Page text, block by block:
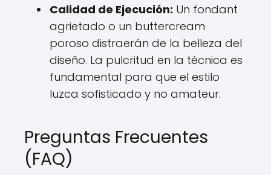
Calidad de Ejecución: Un fondant
agrietado o un buttercream
poroso distraerán de la belleza del
diseño. La pulcritud en la técnica es
fundamental para que el estilo
luzca sofisticado y no amateur.
Preguntas Frecuentes
(FAQ)